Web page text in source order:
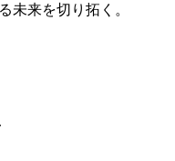
未来を切り拓く。